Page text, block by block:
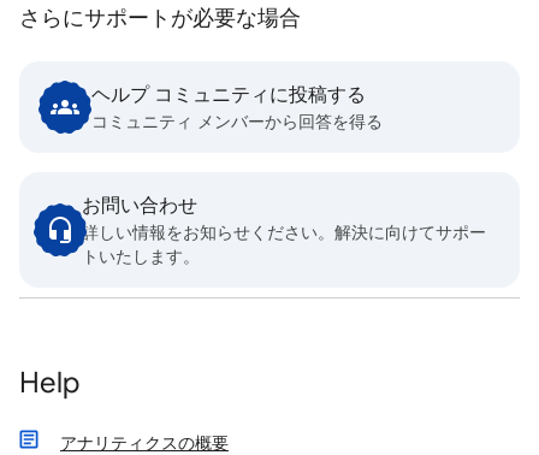
さらにサポートが必要な場合
ヘルプ コミュニティに投稿する
コミュニティ メンバーから回答を得る
お問い合わせ
詳しい情報をお知らせください。解決に向けてサポー
トいたします。
Help
アナリティクスの概要